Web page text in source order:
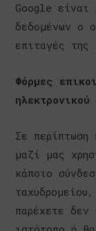
Google είναι
δεδομένων ο
επιταγές της
Φόρμες
ηλεκτρονικού
Σε περίπτωση
μαζί μας
κάποιο
παρέχετε δεν